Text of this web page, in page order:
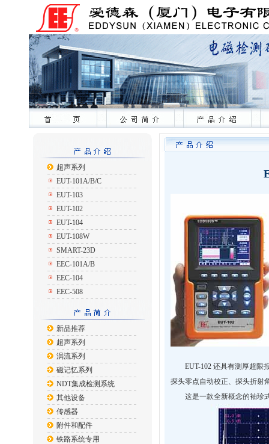
超声系列
EUT-101A/B/C
EUT-103
EUT-102
EUT-104
EUT-108W
SMART-23D
EEC-101A/B
EEC-104
EEC-508
新品推荐
超声系列
涡流系列
磁记忆系列
NDT集成检测系统
其他设备
传感器
附件和配件
铁路系统专用
EUT-102 还具有测厚超限报
探头零点自动校正、探头折射
这是一款全新概念的袖珍